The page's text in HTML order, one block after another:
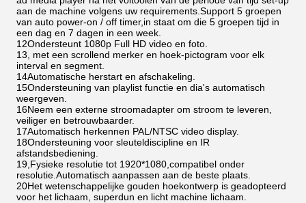
aan de machine volgens uw requirements.Support 5 groepen
van auto power-on / off timer,in staat om die 5 groepen tijd in
een dag en 7 dagen in een week.
12Ondersteunt 1080p Full HD video en foto.
13, met een scrollend merker en hoek-pictogram voor elk
interval en segment.
14Automatische herstart en afschakeling.
15Ondersteuning van playlist functie en dia's automatisch
weergeven.
16Neem een externe stroomadapter om stroom te leveren,
veiliger en betrouwbaarder.
17Automatisch herkennen PAL/NTSC video display.
18Ondersteuning voor sleuteldiscipline en IR
afstandsbediening.
19,Fysieke resolutie tot 1920*1080,compatibel onder
resolutie.Automatisch aanpassen aan de beste plaats.
20Het wetenschappelijke gouden hoekontwerp is geadopteerd
voor het lichaam, superdun en licht machine lichaam.